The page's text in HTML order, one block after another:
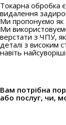
Токарна обробка
видалення
Ми пропонуємо як
Ми
верстати з ЧПУ,
деталі з високим
навіть
Вам потрібна
або послуг, чи,